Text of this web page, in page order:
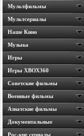
Мультфильмы
Мультсериалы
Наше Кино
Музыка
Игры
Игры ХВОХ360
Cоветские фильмы
Военные фильмы
Азиатские фильмы
Документальные
Рос-кие сериалы